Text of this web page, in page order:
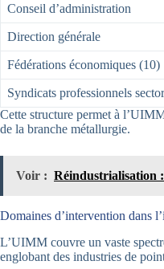
Conseil d’administration
Direction générale
Fédérations économiques (10)
Syndicats professionnels
Cette structure permet à
de la branche métallurgie.
Voir : Réindustrialisation
Domaines d’intervention dans
L’UIMM couvre un vaste
englobant des industries de